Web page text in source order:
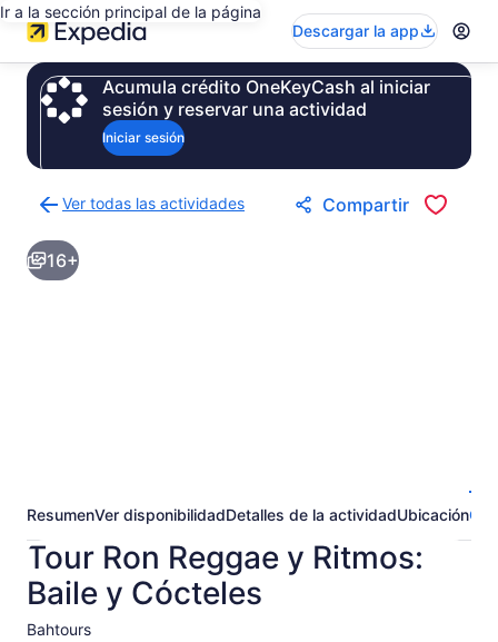
Ir a la sección principal de la página
Descargar la app
Acumula crédito OneKeyCash al iniciar
sesión y reservar una actividad
Iniciar sesión
Ver todas las actividades
a
la
página
Compartir
16+
ResumenVer disponibilidadDetalles de la actividadUbicación
Tour Ron Reggae y Ritmos:
Baile y Cócteles
Bahtours​